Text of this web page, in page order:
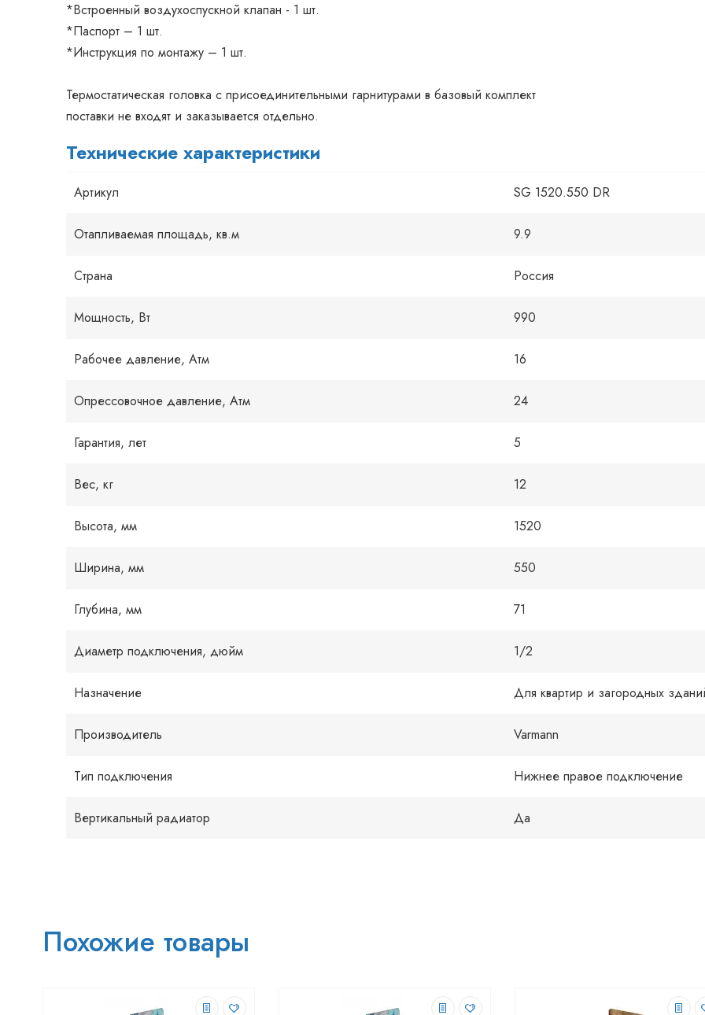
*Встроенный воздухоспускной клапан - 1 шт.
*Паспорт – 1 шт.
*Инструкция по монтажу – 1 шт.
Термостатическая головка с присоединительными гарнитурами в базовый комплект
поставки не входят и заказывается отдельно.
Технические характеристики
Артикул SG 1520.550 DR
Отапливаемая площадь, кв.м 9.9
Страна Россия
Мощность, Вт 990
Рабочее давление, Атм 16
Опрессовочное давление, Атм 24
Гарантия, лет 5
Вес, кг 12
Высота, мм 1520
Ширина, мм 550
Глубина, мм 71
Диаметр подключения, дюйм 1/2
Назначение Для квартир и загородных
Производитель Varmann
Тип подключения Нижнее правое подключение
Вертикальный радиатор Да
Похожие товары